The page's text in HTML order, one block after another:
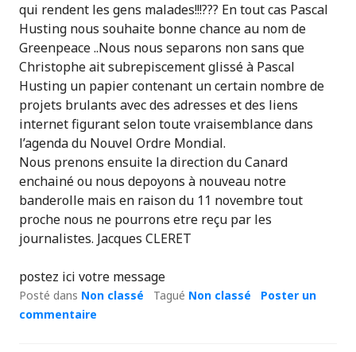
qui rendent les gens malades!!!??? En tout cas Pascal
Husting nous souhaite bonne chance au nom de
Greenpeace ..Nous nous separons non sans que
Christophe ait subrepiscement glissé à Pascal
Husting un papier contenant un certain nombre de
projets brulants avec des adresses et des liens
internet figurant selon toute vraisemblance dans
l’agenda du Nouvel Ordre Mondial.
Nous prenons ensuite la direction du Canard
enchainé ou nous depoyons à nouveau notre
banderolle mais en raison du 11 novembre tout
proche nous ne pourrons etre reçu par les
journalistes. Jacques CLERET
postez ici votre message
Posté dans Non classé Tagué Non classé
Poster un
commentaire